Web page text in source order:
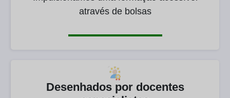
através de bolsas
Desenhados por docentes